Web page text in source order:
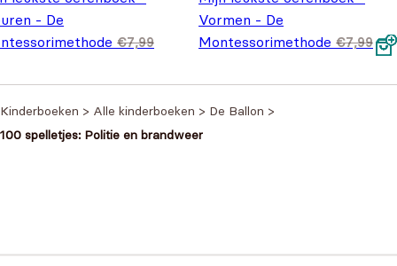
- De
€7,99
Vormen - De
Montessorimethode €7,99
Oorspronkelijke prijs was:
Huidige prijs is: €5,99.
Kinderboeken > Alle kinderboeken > De Ballon >
100 spelletjes: Politie en brandweer